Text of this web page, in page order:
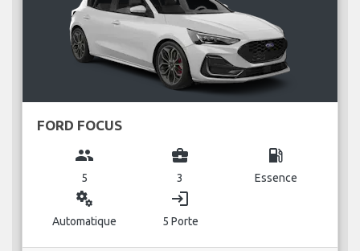
FORD FOCUS
group
5
business_center
3
local_gas_station
Essence
miscellaneous_services
Automatique
login
5 Porte